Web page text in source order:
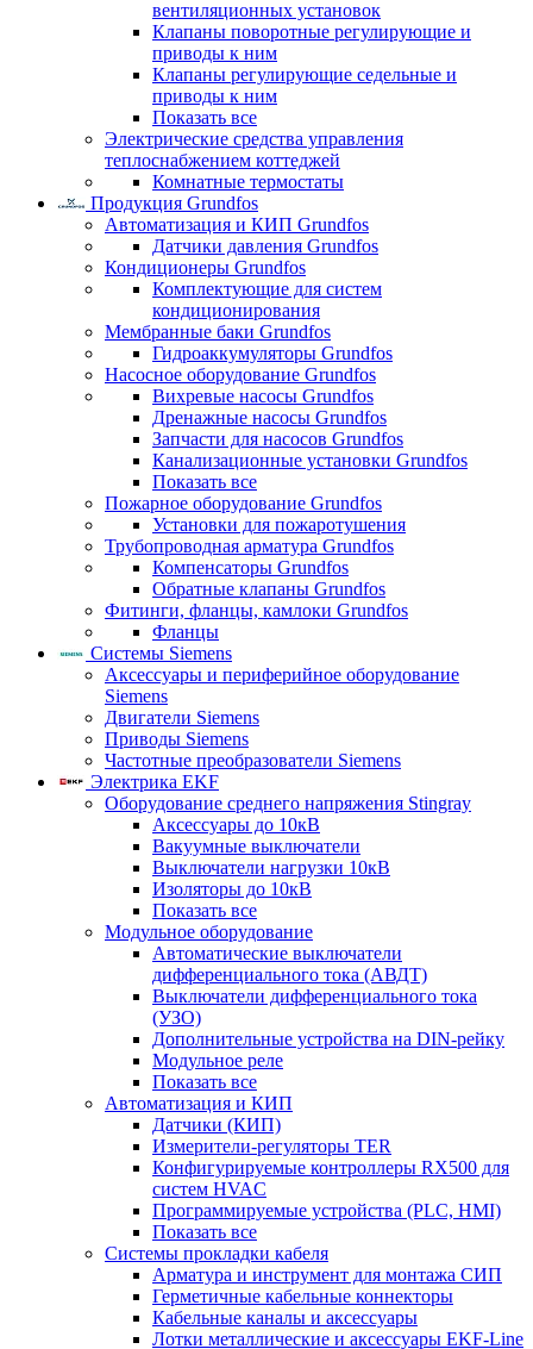
вентиляционных установок
Клапаны поворотные регулирующие и
приводы к ним
Клапаны регулирующие седельные и
приводы к ним
Показать все
Электрические средства управления
теплоснабжением коттеджей
Комнатные термостаты
Продукция Grundfos
Автоматизация и КИП Grundfos
Датчики давления Grundfos
Кондиционеры Grundfos
Комплектующие для систем
кондиционирования
Мембранные баки Grundfos
Гидроаккумуляторы Grundfos
Насосное оборудование Grundfos
Вихревые насосы Grundfos
Дренажные насосы Grundfos
Запчасти для насосов Grundfos
Канализационные установки Grundfos
Показать все
Пожарное оборудование Grundfos
Установки для пожаротушения
Трубопроводная арматура Grundfos
Компенсаторы Grundfos
Обратные клапаны Grundfos
Фитинги, фланцы, камлоки Grundfos
Фланцы
Системы Siemens
Аксессуары и периферийное оборудование
Siemens
Двигатели Siemens
Приводы Siemens
Частотные преобразователи Siemens
Электрика EKF
Оборудование среднего напряжения Stingray
Аксессуары до 10кВ
Вакуумные выключатели
Выключатели нагрузки 10кВ
Изоляторы до 10кВ
Показать все
Модульное оборудование
Автоматические выключатели
дифференциального тока (АВДТ)
Выключатели дифференциального тока
(УЗО)
Дополнительные устройства на DIN-рейку
Модульное реле
Показать все
Автоматизация и КИП
Датчики (КИП)
Измерители-регуляторы TER
Конфигурируемые контроллеры RX500 для
систем HVAC
Программируемые устройства (PLC, HMI)
Показать все
Системы прокладки кабеля
Арматура и инструмент для монтажа СИП
Герметичные кабельные коннекторы
Кабельные каналы и аксессуары
Лотки металлические и аксессуары EKF-Line